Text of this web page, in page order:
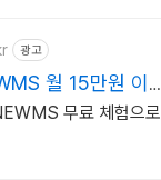
광고
월 15만원 이
무료 체험으로